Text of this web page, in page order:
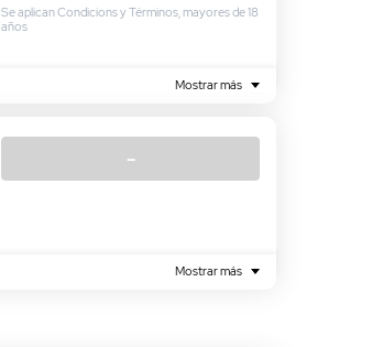
Se aplican Condicions y Términos, mayores de 18
años
Mostrar más
–
Mostrar más